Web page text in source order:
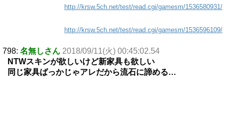
http://krsw.5ch.net/test/read.cgi/gamesm/1536580931/
http://krsw.5ch.net/test/read.cgi/gamesm/1536596109/
798: 名無しさん 2018/09/11(火) 00:45:02.54
NTWスキンが欲しいけど新家具も欲しい
同じ家具ばっかじゃアレだから流石に諦める…